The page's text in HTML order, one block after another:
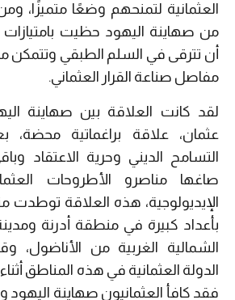
العثمانية لتمنحهم وضعًا
من صهاينة اليهود حظيت
أن تترقى في السلم الطبقي
مفاصل صناعة القرار العثماني.
لقد كانت العلاقة بين صهاينة
عثمان، علاقة براغماتية محضة،
التسامح الديني وحرية الاعتقاد
صاغها مناصرو الأطروحات
الإيديولوجية، هذه العلاقة توطدت
بأعداد كبيرة في منطقة أدرنة
الشمالية الغربية من الأناضول،
الدولة العثمانية في هذه المناطق
فقد كافأ العثمانيون صهاينة اليهود